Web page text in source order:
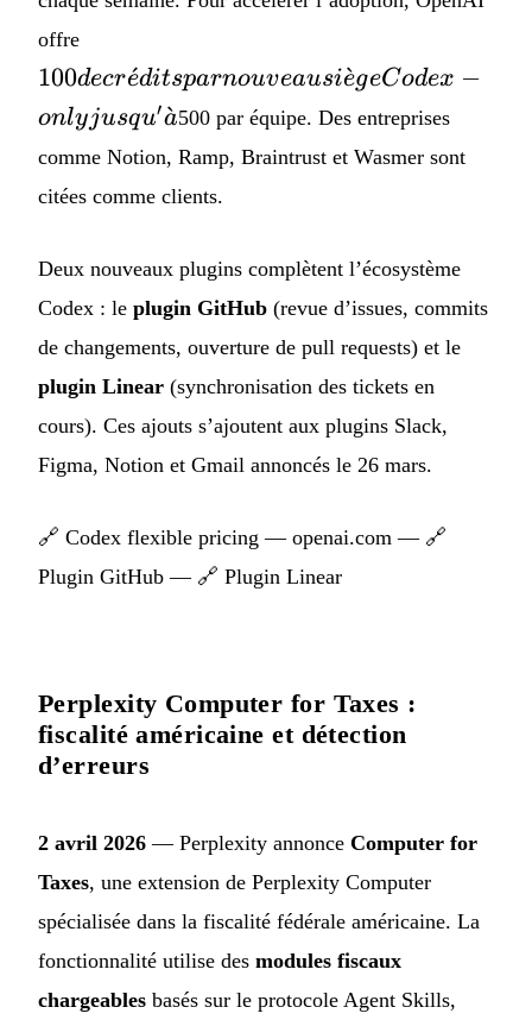
offre
crédits
nouveau
siège
Codex-
100decre
ˊditsparnouveausie
ˋgeCodex −
onlyjusqu′a
ˋ500 par équipe. Des entreprises
comme Notion, Ramp, Braintrust et Wasmer sont
citées comme clients.
Deux nouveaux plugins complètent l’écosystème
Codex : le plugin GitHub (revue d’issues, commits
de changements, ouverture de pull requests) et le
plugin Linear (synchronisation des tickets en
cours). Ces ajouts s’ajoutent aux plugins Slack,
Figma, Notion et Gmail annoncés le 26 mars.
🔗 Codex flexible pricing — openai.com — 🔗
Plugin GitHub — 🔗 Plugin Linear
Perplexity Computer for Taxes :
fiscalité américaine et détection
d’erreurs
2 avril 2026 — Perplexity annonce Computer for
Taxes, une extension de Perplexity Computer
spécialisée dans la fiscalité fédérale américaine. La
fonctionnalité utilise des modules fiscaux
chargeables basés sur le protocole Agent Skills,